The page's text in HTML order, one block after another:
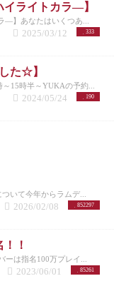
イライトカラ―】
―】あなたはいくつあ...
333
2025/03/12
た☆】
15時半～YUKAの予約...
190
2024/05/24
いて今年からラムデ...
852297
2026/02/08
！
は指名100万プレイ...
85261
2023/06/01